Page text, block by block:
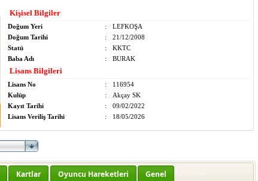
Kişisel Bilgiler
Doğum Yeri :
LEFKOŞA
Doğum Tarihi
:
21/12/2008
Statü
:
KKTC
Baba Adı
: BURAK
Lisans Bilgileri
Lisans No :
116954
Kulüp
:
Akçay SK
Kayıt Tarihi
:
09/02/2022
Lisans Veriliş Tarihi
: 18/05/2026
Kartlar Oyuncu Hareketleri Genel